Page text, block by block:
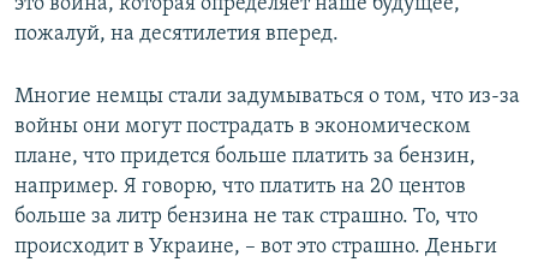
пожалуй, на десятилетия вперед.
Многие немцы стали задумываться о том, что из-за
войны они могут пострадать в экономическом
плане, что придется больше платить за бензин,
например. Я говорю, что платить на 20 центов
больше за литр бензина не так страшно. То, что
происходит в Украине, – вот это страшно. Деньги